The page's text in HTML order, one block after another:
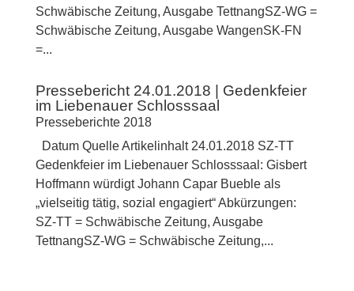
Schwäbische Zeitung, Ausgabe TettnangSZ-WG =
Schwäbische Zeitung, Ausgabe WangenSK-FN
=...
Pressebericht 24.01.2018 | Gedenkfeier
im Liebenauer Schlosssaal
Presseberichte 2018
Datum Quelle Artikelinhalt 24.01.2018 SZ-TT
Gedenkfeier im Liebenauer Schlosssaal: Gisbert
Hoffmann würdigt Johann Capar Bueble als
„vielseitig tätig, sozial engagiert“ Abkürzungen:
SZ-TT = Schwäbische Zeitung, Ausgabe
TettnangSZ-WG = Schwäbische Zeitung,...